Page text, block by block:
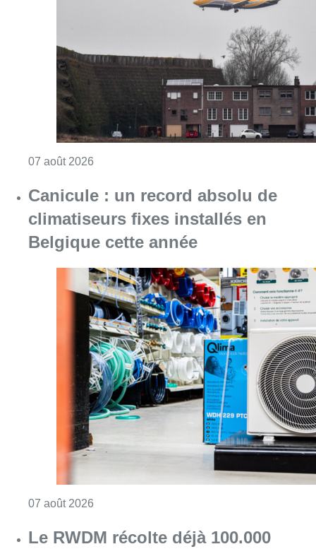
07 août 2026
Canicule : un record absolu de
climatiseurs fixes installés en
Belgique cette année
07 août 2026
Le RWDM récolte déjà 100.000